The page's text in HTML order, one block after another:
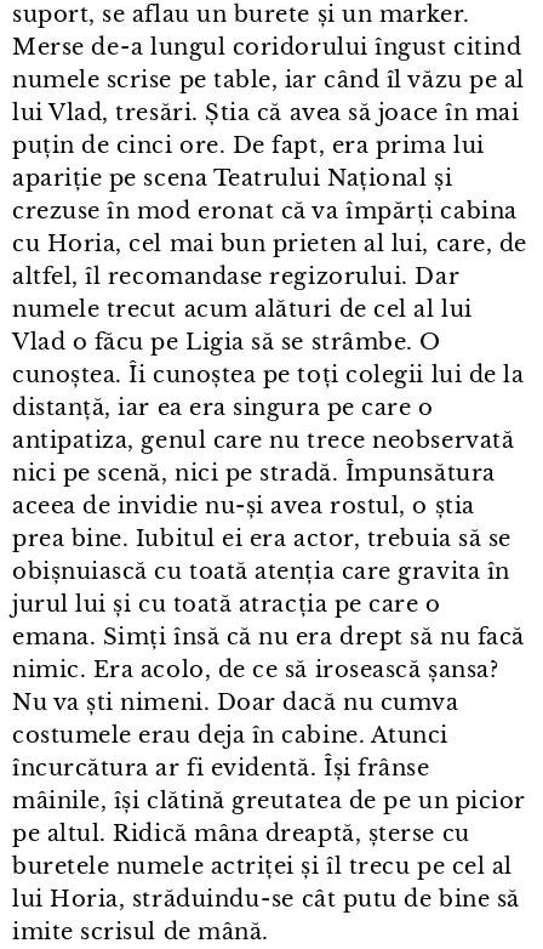
suport, se aflau un burete și un marker.
Merse de⁠-⁠a lungul coridorului îngust citind
numele scrise pe table, iar când îl văzu pe al
lui Vlad, tresări. Știa că avea să joace în mai
puțin de cinci ore. De fapt, era prima lui
apariție pe scena Teatrului Național și
crezuse în mod eronat că va împărți cabina
cu Horia, cel mai bun prieten al lui, care, de
altfel, îl recomandase regizorului. Dar
numele trecut acum alături de cel al lui
Vlad o făcu pe Ligia să se strâmbe. O
cunoștea. Îi cunoștea pe toți colegii lui de la
distanță, iar ea era singura pe care o
antipatiza, genul care nu trece neobservată
nici pe scenă, nici pe stradă. Împunsătura
aceea de invidie nu-și avea rostul, o știa
prea bine. Iubitul ei era actor, trebuia să se
obișnuiască cu toată atenția care gravita în
jurul lui și cu toată atracția pe care o
emana. Simți însă că nu era drept să nu facă
nimic. Era acolo, de ce să irosească șansa?
Nu va ști nimeni. Doar dacă nu cumva
costumele erau deja în cabine. Atunci
încurcătura ar fi evidentă. Își frânse
mâinile, își clătină greutatea de pe un picior
pe altul. Ridică mâna dreaptă, șterse cu
buretele numele actriței și îl trecu pe cel al
lui Horia, străduindu⁠-⁠se cât putu de bine să
imite scrisul de mână.